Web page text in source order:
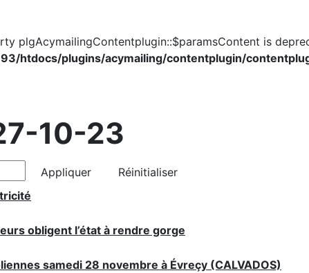
plgAcymailingContentplugin::$paramsContent is
htdocs/plugins/acymailing/contentplugin/
10-23
Appliquer
Réinitialiser
obligent l’état à rendre gorge
samedi 28 novembre à Évreçy (CALVADOS)